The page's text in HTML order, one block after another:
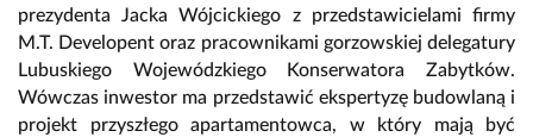
prezydenta Jacka Wójcickiego z przedstawicielami firmy
M.T. Developent oraz pracownikami gorzowskiej delegatury
Lubuskiego Wojewódzkiego Konserwatora Zabytków.
Wówczas inwestor ma przedstawić ekspertyzę budowlaną i
projekt przyszłego apartamentowca, w który mają być